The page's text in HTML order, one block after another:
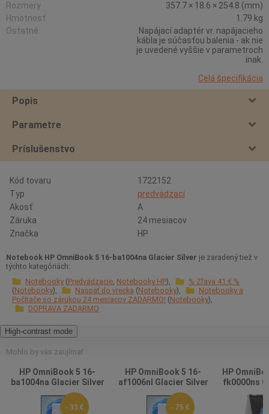
Rozmery
357.7 × 18.6 × 254.8 (mm)
Hmotnosť
1.79 kg
Ostatné
Napájací adaptér vr. napájacieho
kábla je súčasťou balenia - ak nie
je uvedené vyššie v parametroch
inak.
Celá špecifikácia
Popis
Parametre
Príslušenstvo
Kód tovaru
1722152
Typ
predvádzací
Akosť:
A
Záruka
24 mesiacov
Značka
HP
Notebook HP OmniBook 5 16-ba1004na Glacier Silver je zaradený tiež v
týchto kategóriách:
Notebooky Predvádzacie Notebooky HP
% Zľava 41 € %
Notebooky
Naspäť do vrecka Notebooky
Notebooky a
Počítače so zárukou 24 mesiacov ZADARMO! Notebooky
DOPRAVA ZADARMO
High-contrast mode
Mohlo by vás zaujímať
HP OmniBook 5 16-
ba1004na Glacier Silver
- 33 €
HP OmniBook 5 16-
af1006nl Glacier Silver
- 75 €
HP
fk0000ns